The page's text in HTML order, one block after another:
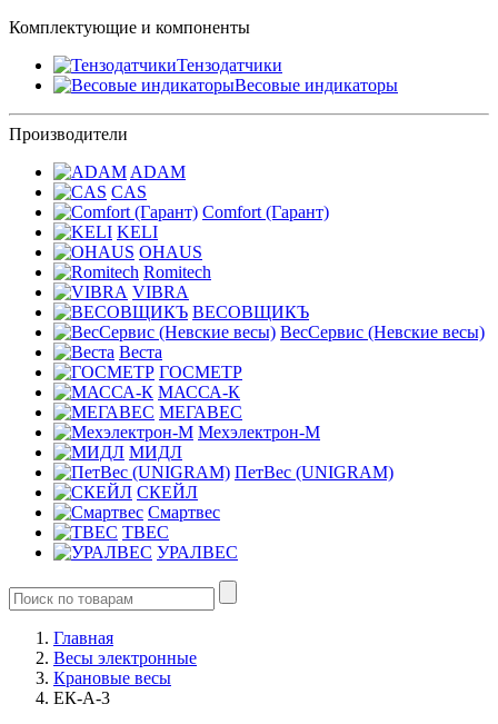
Комплектующие и компоненты
Тензодатчики
Весовые индикаторы
Производители
ADAM
CAS
Comfort (Гарант)
KELI
OHAUS
Romitech
VIBRA
ВЕСОВЩИКЪ
ВесСервис (Невские весы)
Веста
ГОСМЕТР
МАССА-К
МЕГАВЕС
Мехэлектрон-М
МИДЛ
ПетВес (UNIGRAM)
СКЕЙЛ
Смартвес
ТВЕС
УРАЛВЕС
Главная
Весы электронные
Крановые весы
ЕК-A-3